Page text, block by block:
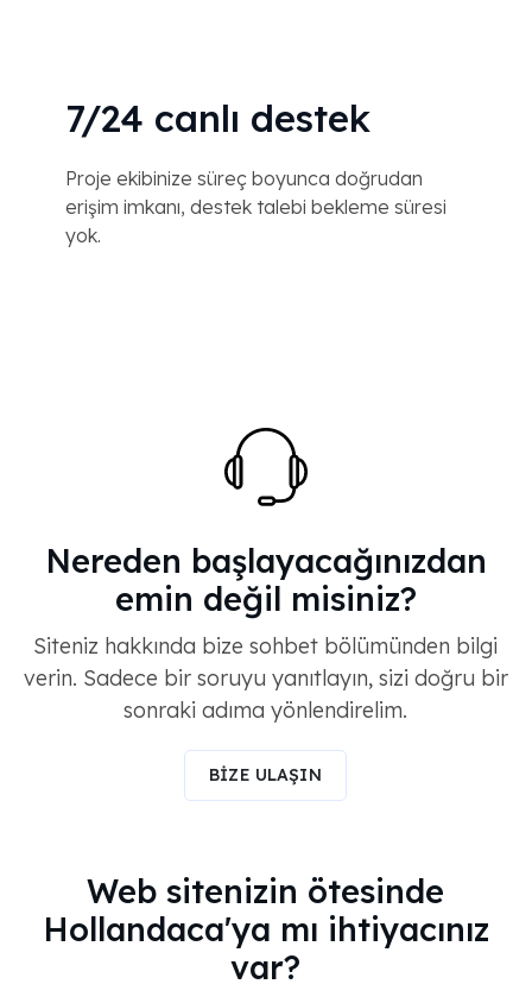
7/24 canlı destek
Proje ekibinize süreç boyunca doğrudan
erişim imkanı, destek talebi bekleme süresi
yok.
Nereden başlayacağınızdan
emin değil misiniz?
Siteniz hakkında bize sohbet bölümünden bilgi
verin. Sadece bir soruyu yanıtlayın, sizi doğru bir
sonraki adıma yönlendirelim.
BİZE ULAŞIN
Web sitenizin ötesinde
Hollandaca'ya mı ihtiyacınız
var?